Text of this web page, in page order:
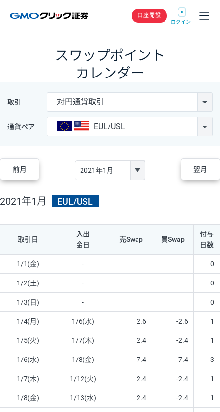
GMOクリック
口座開設
スワップポイント
カレンダー
取引 対円通貨取引
通貨ペア EUL/USL
前月 翌月
2021年1月 EUL/USL
取引日
入出
金日
売Swap 買Swap
付与
日数
1/1(金) - 0
1/2(土) - 0
1/3(日) - 0
1/4(月) 1/6(水) 2.6 -2.6 1
1/5(火) 1/7(木) 2.4 -2.4 1
1/6(水) 1/8(金) 7.4 -7.4 3
1/7(木) 1/12(火) 2.4 -2.4 1
1/8(金) 1/13(水) 2.4 -2.4 1